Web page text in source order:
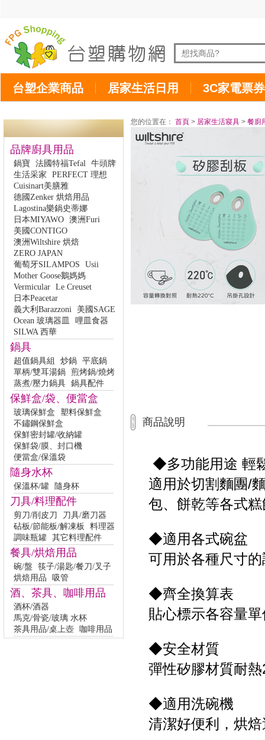
台塑企業商品 居家生活日用 3C家電票券
品牌廚具用品
鍋寶 法國特福Tefal 牛頭牌
生活采家
PERFECT 理想
Cuisinart美膳雅
德國Zenker 烘焙用品
Lagostina樂鍋史蒂娜
日本MIYAWO 澳洲Furi
美國CONTIGO
澳洲Wiltshire 烘焙
ZERO JAPAN
葡萄牙SILAMPOS
Usii
Mother Goose鵝媽媽
Vermicular Le Creuset
日本Peacetar
義大利Barazzoni
美國SAGE
Ocean 玻璃器皿
哩皿食器
SILWA 西華
鍋具
超值鍋具組 炒鍋 平底鍋
單柄/雙耳湯鍋 煎烤鍋/燒烤
蒸煮/壓力鍋具 鍋具配件
保鮮盒/袋、便當盒
玻璃保鮮盒
塑料保鮮盒
不鏽鋼保鮮盒
保鮮密封罐/收納罐
保鮮袋/膜、封口機
便當盒/保溫袋
隨身水杯
保溫杯/罐 隨身杯
刀具/料理配件
剪刀/削皮刀
刀具/磨刀器
砧板/節能板/解凍板
料理器
調味瓶罐 其它料理配件
餐具/烘焙用品
碗/盤
筷子/湯匙/餐刀/叉子
烘焙用品
吸管
酒、茶具、咖啡用品
酒杯/酒器
馬克/骨瓷/玻璃 水杯
茶具用品/桌上壺 咖啡用品
您的位置在： 首頁 > 居家生活寢具 > 餐廚
商品說明
◆多功能用途 輕
適用於切割麵團/
包、餅乾等各式
◆適用各式碗盆
可用於各種尺寸
◆齊全換算表
貼心標示各容量
◆安全材質
彈性矽膠材質耐
◆適用洗碗機
清潔好便利，烘